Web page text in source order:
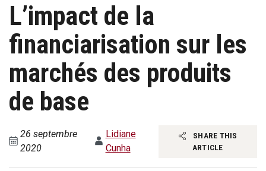
L’impact de la
financiarisation sur les
marchés des produits
de base
26 septembre
2020
Lidiane
Cunha
SHARE THIS
ARTICLE